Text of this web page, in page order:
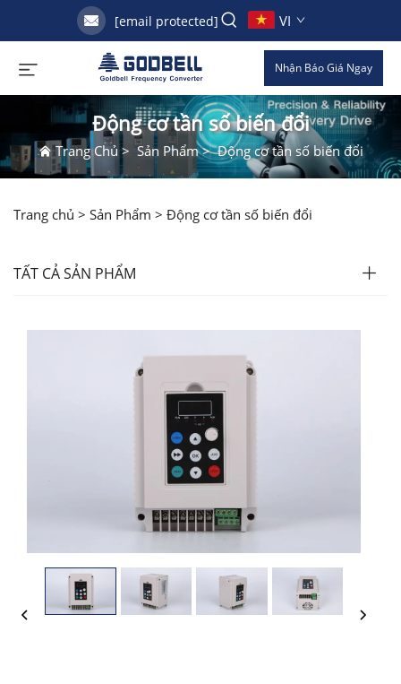
[email protected] VI
Nhận Báo Giá Ngay
Động cơ tần số biến đổi
Trang Chủ>Sản Phẩm>Động cơ tần số biến đổi
Trang chủ > Sản Phẩm > Động cơ tần số biến đổi
TẤT CẢ SẢN PHẨM